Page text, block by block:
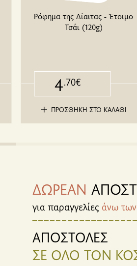
Ρόφημα της Δίαιτας - Έτοιμο
Τσάι (120g)
4.70€
ΠΡΟΣΘΗΚΗ ΣΤΟ ΚΑΛΑΘΙ
ΔΩΡΕΑΝ
για παραγγελίες άνω
ΑΠΟΣΤΟΛΕΣ
ΣΕ ΟΛΟ ΤΟΝ